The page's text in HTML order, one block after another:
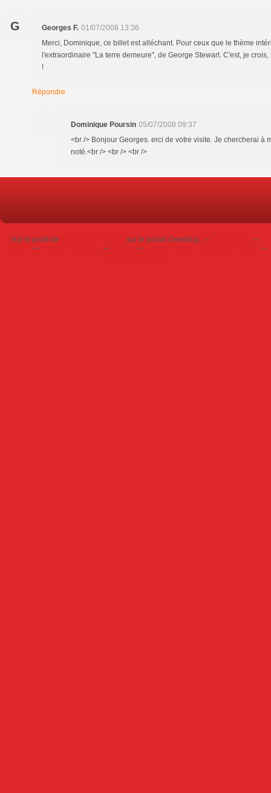
G Georges F. 01/07/2008 13:36
Merci, Dominique, ce billet est alléchant. Pour ceux que le thème
l'extraordinaire "La terre demeure", de George Stewart. C'est, je
!
Répondre
Dominique Poursin 05/07/2008 09:37
<br /> Bonjour Georges. erci de votre visite. Je chercherai à
noté.<br /> <br /> <br />
Voir le profil de sur le portail Overblog